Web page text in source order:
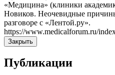
«Медицина» (клиники
Новиков. Неочевидные
разговоре с «Лентой.ру».
https://www.medicalforum.ru/
Закрыть
Публикации